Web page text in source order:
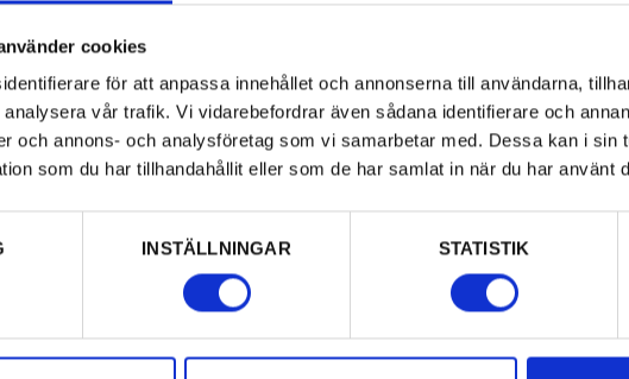
cookies
för att anpassa innehållet och annonserna till användarna,
vår trafik. Vi vidarebefordrar även sådana identifierare och
och annons- och analysföretag som vi samarbetar med. Dessa kan i sin
som du har tillhandahållit eller som de har samlat in när du har använt
INSTÄLLNINGAR STATISTIK
mobil och
vad du får och inte får
något liknade, kontakta